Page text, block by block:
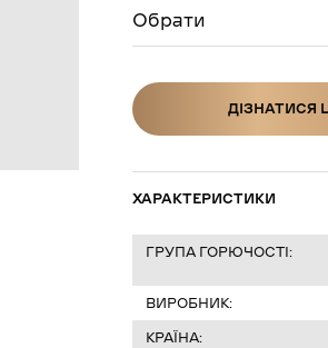
Обрати
ДІЗНАТИСЯ
ХАРАКТЕРИСТИКИ
ГРУПА ГОРЮЧОСТІ:
ВИРОБНИК:
КРАЇНА: